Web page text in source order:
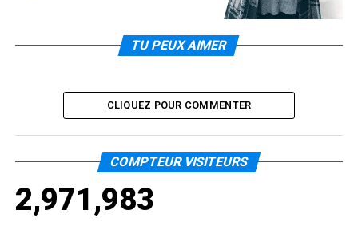
TU PEUX AIMER
CLIQUEZ POUR COMMENTER
COMPTEUR VISITEURS
2,971,983